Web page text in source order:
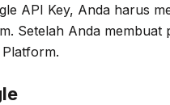
API Key, Anda harus
Setelah Anda